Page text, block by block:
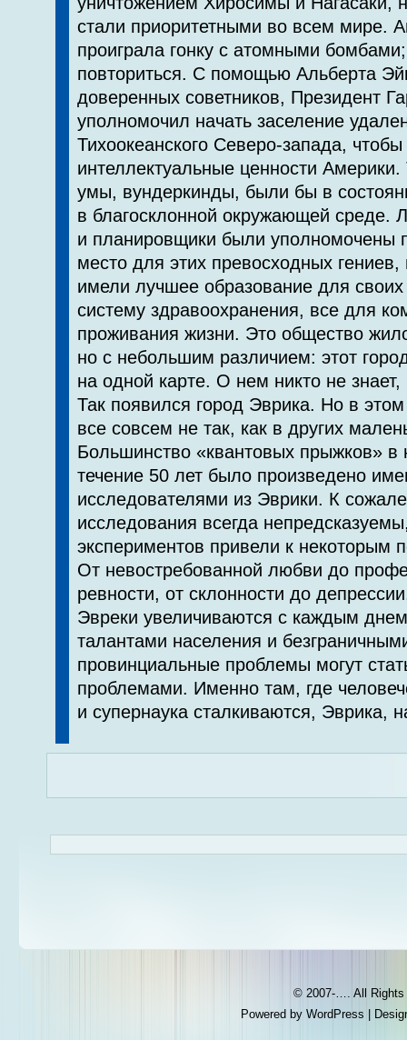
стали приоритетными во всем мире.
проиграла гонку с атомными
повториться. С помощью Альберта
доверенных советников, Президент
уполномочил начать заселение
Тихоокеанского Северо-запада, чтобы
интеллектуальные ценности
умы, вундеркинды, были бы в
в благосклонной окружающей среде.
и планировщики были уполномочены
место для этих превосходных
имели лучшее образование для
систему здравоохранения, все для
проживания жизни. Это общество
но с небольшим различием: этот
на одной карте. О нем никто не
Так появился город Эврика. Но в
все совсем не так, как в других
Большинство «квантовых прыжков» в
течение 50 лет было произведено
исследователями из Эврики. К
исследования всегда
экспериментов привели к некоторым
От невостребованной любви до
ревности, от склонности до
Эвреки увеличиваются с каждым
талантами населения и
провинциальные проблемы могут
проблемами. Именно там, где
и супернаука сталкиваются, Эврика,
© 2007-…. All
Powered by WordPress |